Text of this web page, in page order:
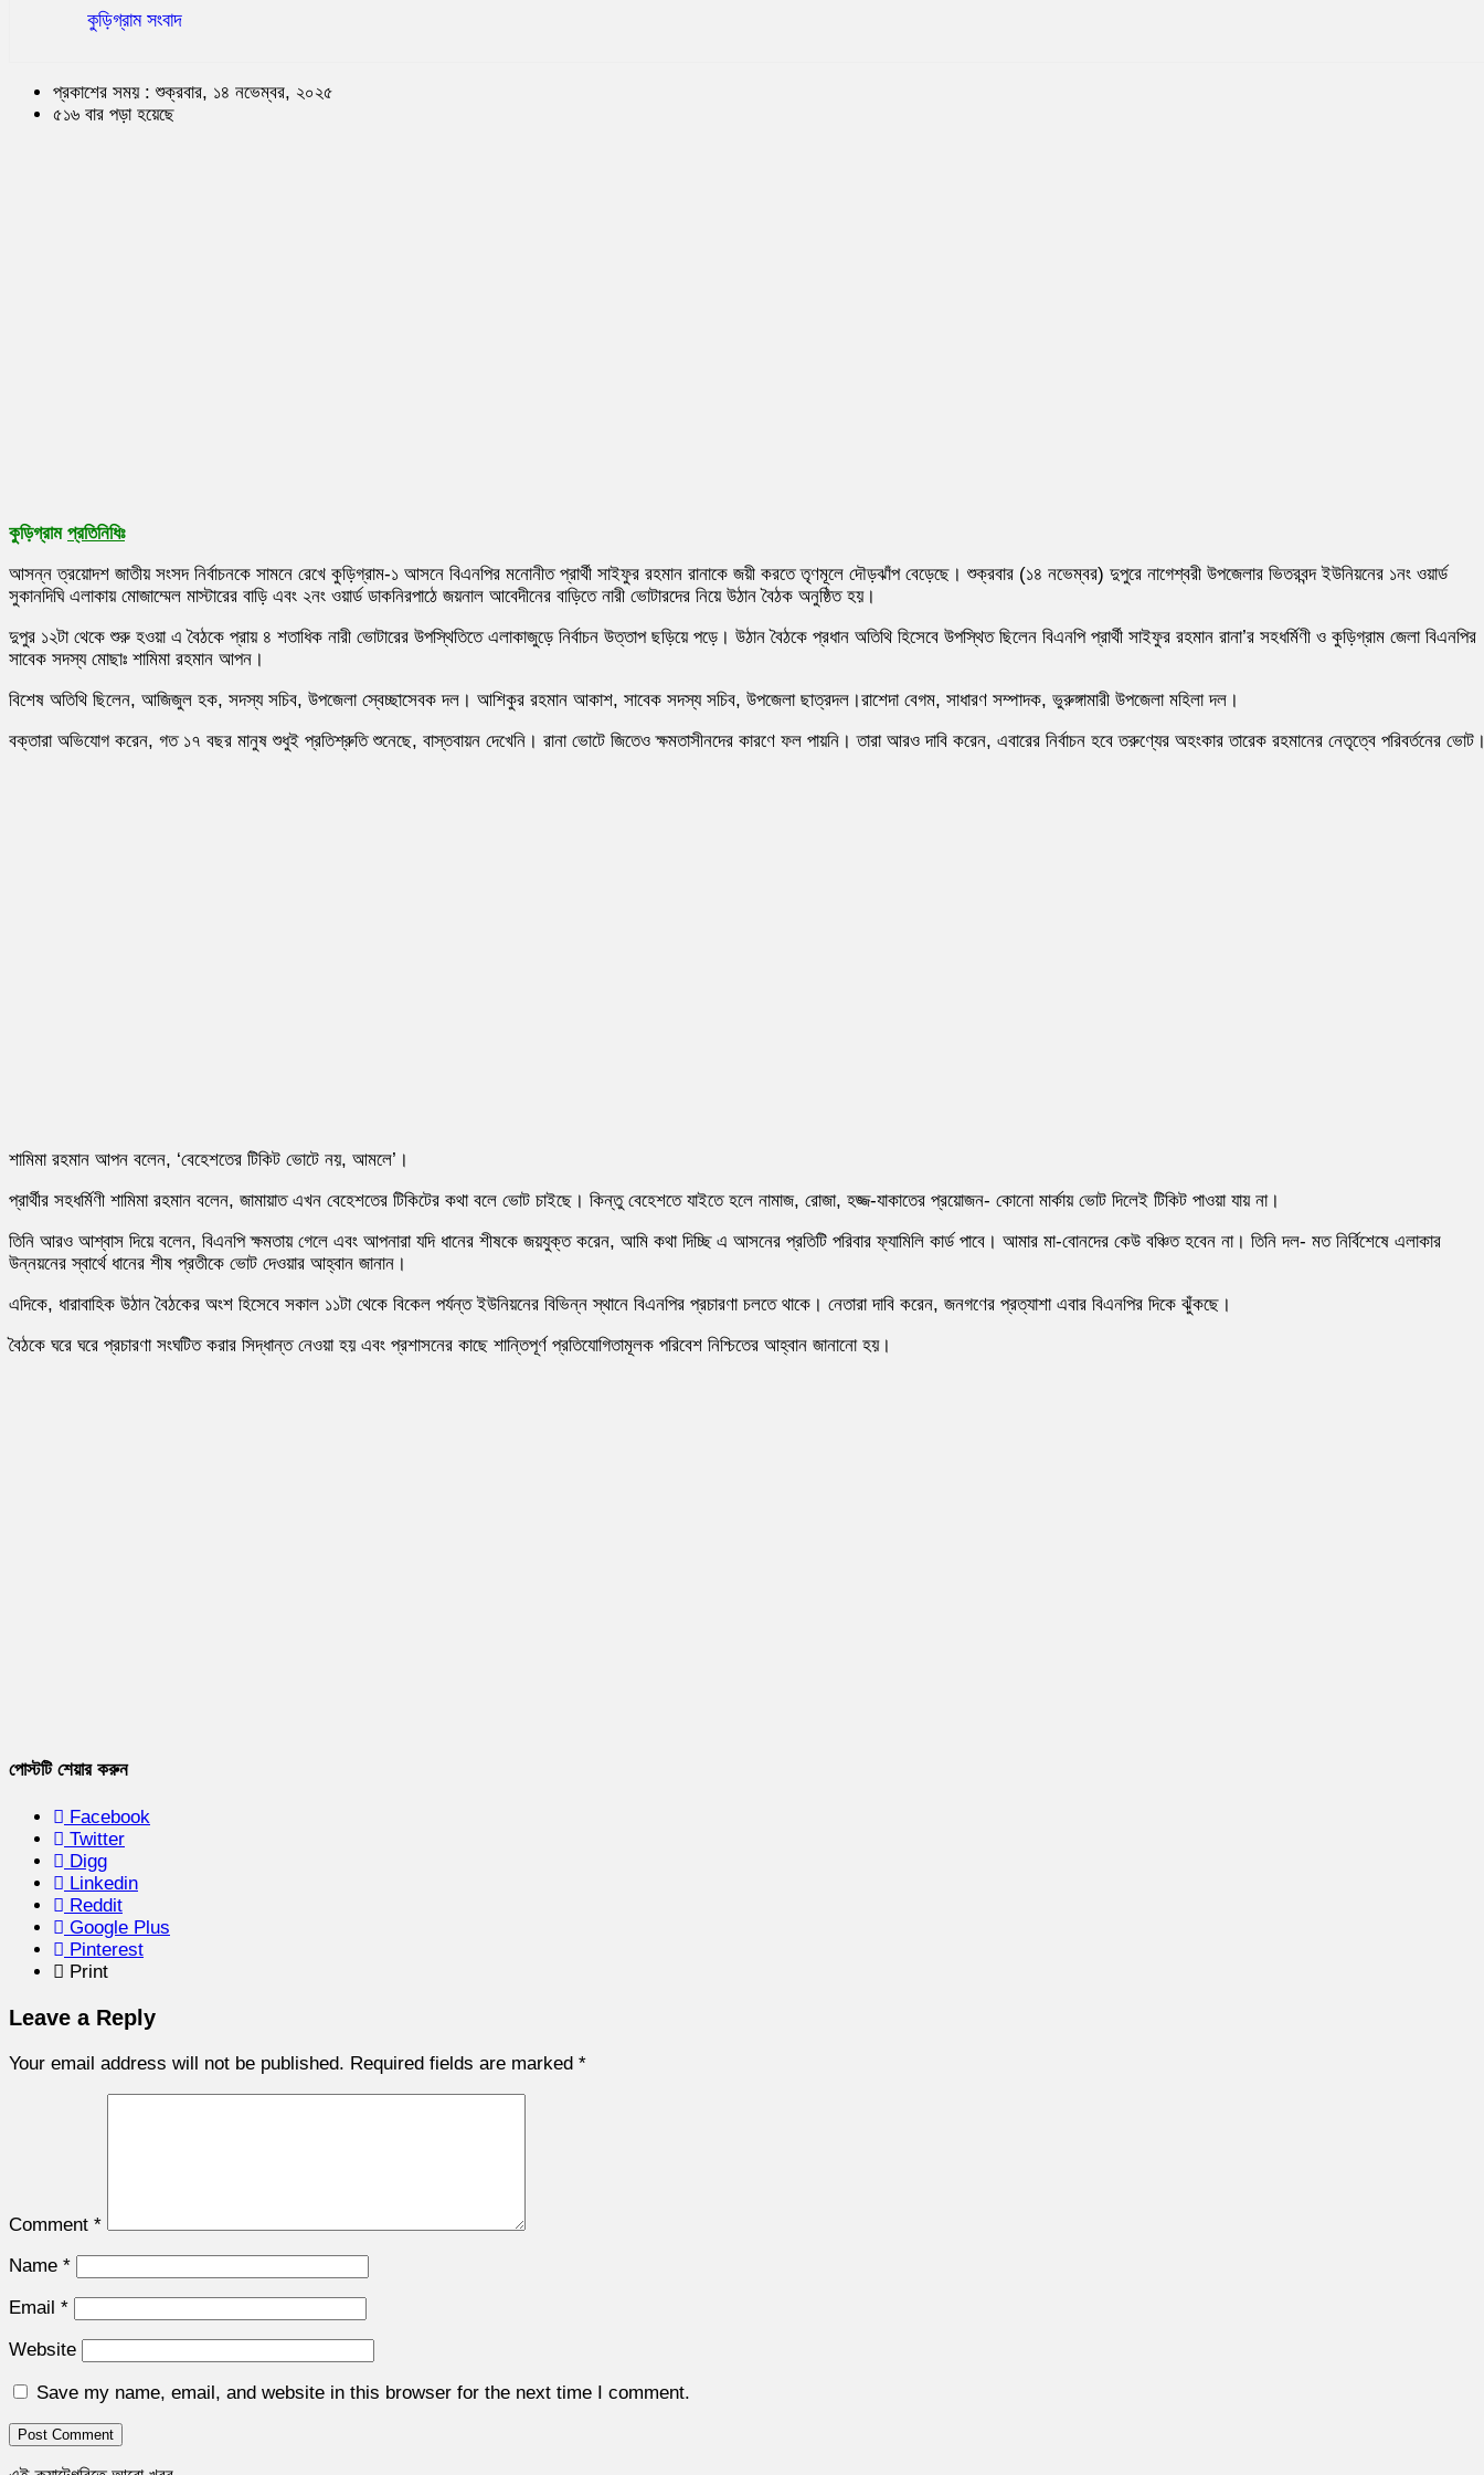
কুড়িগ্রাম সংবাদ
প্রকাশের সময় : শুক্রবার, ১৪ নভেম্বর, ২০২৫
৫১৬ বার পড়া হয়েছে
কুড়িগ্রাম প্রতিনিধিঃ
আসন্ন ত্রয়োদশ জাতীয় সংসদ নির্বাচনকে সামনে রেখে কুড়িগ্রাম-১ আসনে বিএনপির মনোনীত প্রার্থী সাইফুর রহমান রানাকে জয়ী করতে তৃণমূলে দৌড়ঝাঁপ বেড়েছে। শুক্রবার (১৪ নভেম্বর) দুপুরে নাগেশ্বরী উপজেলার ভিতরবন্দ ইউনিয়নের ১নং ওয়ার্ড
সুকানদিঘি এলাকায় মোজাম্মেল মাস্টারের বাড়ি এবং ২নং ওয়ার্ড ডাকনিরপাঠে জয়নাল আবেদীনের বাড়িতে নারী ভোটারদের নিয়ে উঠান বৈঠক অনুষ্ঠিত হয়।
দুপুর ১২টা থেকে শুরু হওয়া এ বৈঠকে প্রায় ৪ শতাধিক নারী ভোটারের উপস্থিতিতে এলাকাজুড়ে নির্বাচন উত্তাপ ছড়িয়ে পড়ে। উঠান বৈঠকে প্রধান অতিথি হিসেবে উপস্থিত ছিলেন বিএনপি প্রার্থী সাইফুর রহমান রানা’র সহধর্মিণী ও কুড়িগ্রাম জেলা বিএনপির
সাবেক সদস্য মোছাঃ শামিমা রহমান আপন।
বিশেষ অতিথি ছিলেন, আজিজুল হক, সদস্য সচিব, উপজেলা স্বেচ্ছাসেবক দল। আশিকুর রহমান আকাশ, সাবেক সদস্য সচিব, উপজেলা ছাত্রদল।রাশেদা বেগম, সাধারণ সম্পাদক, ভুরুঙ্গামারী উপজেলা মহিলা দল।
বক্তারা অভিযোগ করেন, গত ১৭ বছর মানুষ শুধুই প্রতিশ্রুতি শুনেছে, বাস্তবায়ন দেখেনি। রানা ভোটে জিতেও ক্ষমতাসীনদের কারণে ফল পায়নি। তারা আরও দাবি করেন, এবারের নির্বাচন হবে তরুণ্যের অহংকার তারেক রহমানের নেতৃত্বে পরিবর্তনের
শামিমা রহমান আপন বলেন, ‘বেহেশতের টিকিট ভোটে নয়, আমলে’।
প্রার্থীর সহধর্মিণী শামিমা রহমান বলেন, জামায়াত এখন বেহেশতের টিকিটের কথা বলে ভোট চাইছে। কিন্তু বেহেশতে যাইতে হলে নামাজ, রোজা, হজ্জ-যাকাতের প্রয়োজন- কোনো মার্কায় ভোট দিলেই টিকিট পাওয়া যায় না।
তিনি আরও আশ্বাস দিয়ে বলেন, বিএনপি ক্ষমতায় গেলে এবং আপনারা যদি ধানের শীষকে জয়যুক্ত করেন, আমি কথা দিচ্ছি এ আসনের প্রতিটি পরিবার ফ্যামিলি কার্ড পাবে। আমার মা-বোনদের কেউ বঞ্চিত হবেন না। তিনি দল- মত নির্বিশেষে এলাকার
উন্নয়নের স্বার্থে ধানের শীষ প্রতীকে ভোট দেওয়ার আহ্বান জানান।
এদিকে, ধারাবাহিক উঠান বৈঠকের অংশ হিসেবে সকাল ১১টা থেকে বিকেল পর্যন্ত ইউনিয়নের বিভিন্ন স্থানে বিএনপির প্রচারণা চলতে থাকে। নেতারা দাবি করেন, জনগণের প্রত্যাশা এবার বিএনপির দিকে ঝুঁকছে।
বৈঠকে ঘরে ঘরে প্রচারণা সংঘটিত করার সিদ্ধান্ত নেওয়া হয় এবং প্রশাসনের কাছে শান্তিপূর্ণ প্রতিযোগিতামূলক পরিবেশ নিশ্চিতের আহ্বান জানানো হয়।
পোস্টটি শেয়ার করুন
Facebook
Twitter
Digg
Linkedin
Reddit
Google Plus
Pinterest
Print
Leave a Reply
Your email address will not be published. Required fields are marked *
Comment *
Name *
Email *
Website
Save my name, email, and website in this browser for the next time I comment.